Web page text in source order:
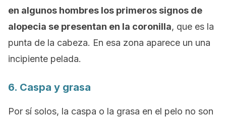
en algunos hombres los primeros signos de
alopecia se presentan en la coronilla, que es la
punta de la cabeza. En esa zona aparece un una
incipiente pelada.
6. Caspa y grasa
Por sí solos, la caspa o la grasa en el pelo no son